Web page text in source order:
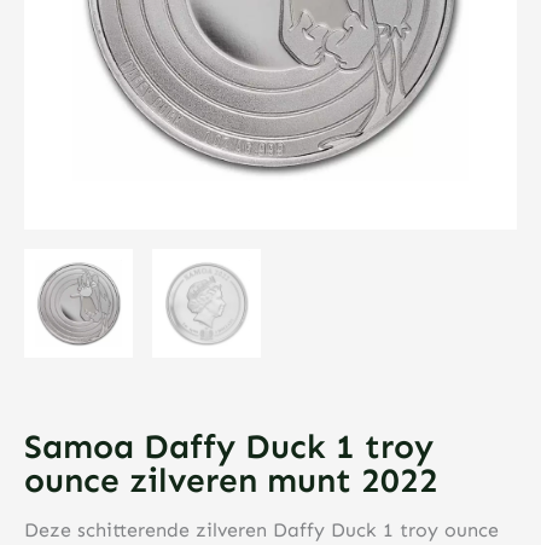
Samoa Daffy Duck 1 troy
ounce zilveren munt 2022
Deze schitterende zilveren Daffy Duck 1 troy ounce